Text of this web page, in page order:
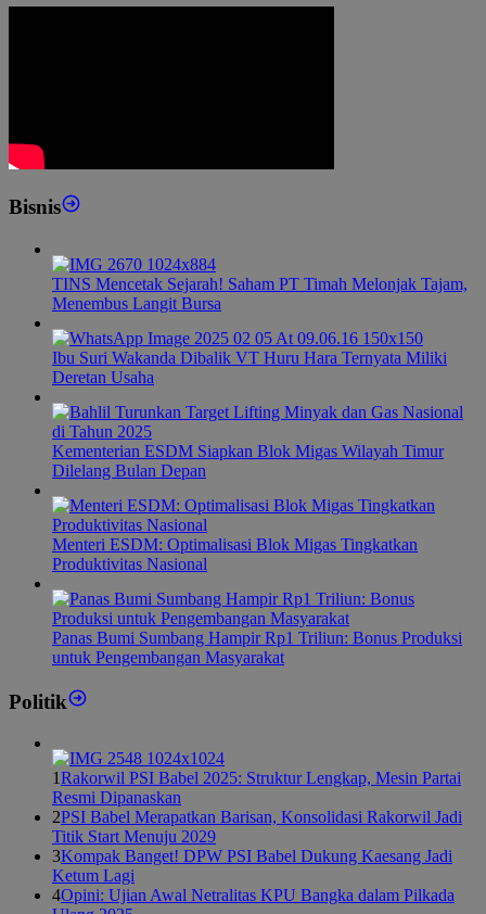
Bisnis
TINS Mencetak Sejarah! Saham PT Timah Melonjak Tajam,
Menembus Langit Bursa
Ibu Suri Wakanda Dibalik VT Huru Hara Ternyata Miliki
Deretan Usaha
Kementerian ESDM Siapkan Blok Migas Wilayah Timur
Dilelang Bulan Depan
Menteri ESDM: Optimalisasi Blok Migas Tingkatkan
Produktivitas Nasional
Panas Bumi Sumbang Hampir Rp1 Triliun: Bonus Produksi
untuk Pengembangan Masyarakat
Politik
1Rakorwil PSI Babel 2025: Struktur Lengkap, Mesin Partai
Resmi Dipanaskan
2PSI Babel Merapatkan Barisan, Konsolidasi Rakorwil Jadi
Titik Start Menuju 2029
3Kompak Banget! DPW PSI Babel Dukung Kaesang Jadi
Ketum Lagi
4Opini: Ujian Awal Netralitas KPU Bangka dalam Pilkada